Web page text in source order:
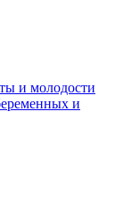
и молодости
и